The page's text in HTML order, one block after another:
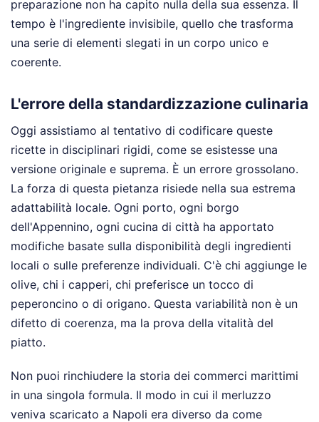
preparazione non ha capito nulla della sua essenza. Il
tempo è l'ingrediente invisibile, quello che trasforma
una serie di elementi slegati in un corpo unico e
coerente.
L'errore della standardizzazione culinaria
Oggi assistiamo al tentativo di codificare queste
ricette in disciplinari rigidi, come se esistesse una
versione originale e suprema. È un errore grossolano.
La forza di questa pietanza risiede nella sua estrema
adattabilità locale. Ogni porto, ogni borgo
dell'Appennino, ogni cucina di città ha apportato
modifiche basate sulla disponibilità degli ingredienti
locali o sulle preferenze individuali. C'è chi aggiunge le
olive, chi i capperi, chi preferisce un tocco di
peperoncino o di origano. Questa variabilità non è un
difetto di coerenza, ma la prova della vitalità del
piatto.
Non puoi rinchiudere la storia dei commerci marittimi
in una singola formula. Il modo in cui il merluzzo
veniva scaricato a Napoli era diverso da come